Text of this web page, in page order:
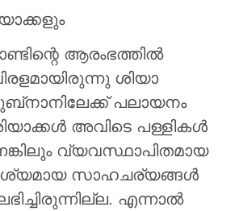
ആരംഭത്തിൽ
ശിയാ
പലായനം
അവിടെ പള്ളികൾ
വ്യവസ്ഥാപിതമായ
സാഹചര്യങ്ങൾ
എന്നാൽ